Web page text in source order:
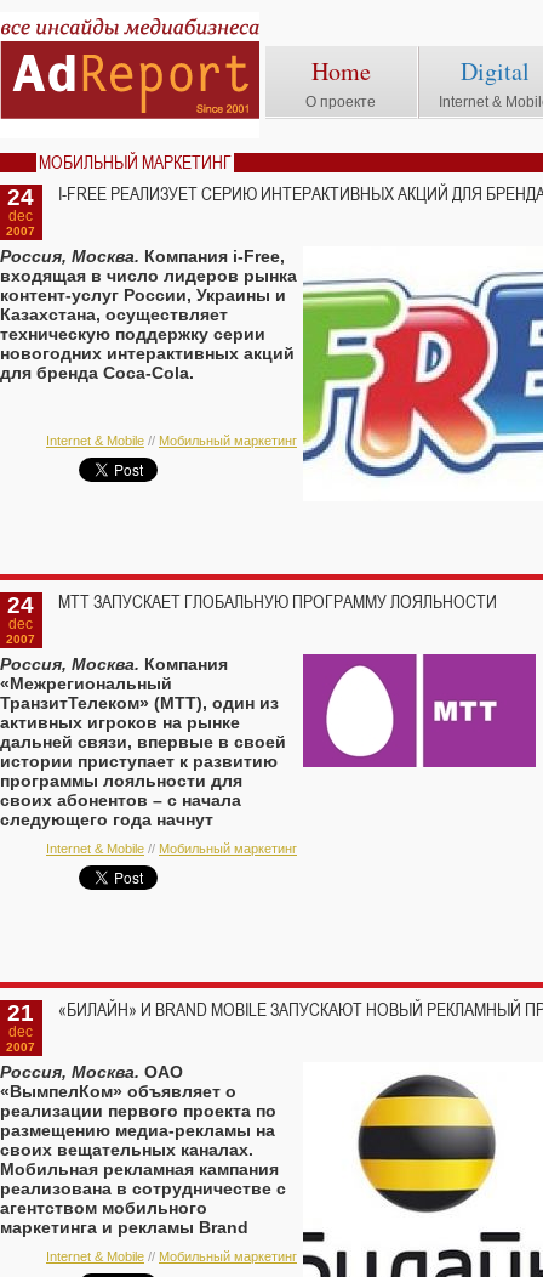
Home
О проекте
Digital
Internet &
МОБИЛЬНЫЙ МАРКЕТИНГ
24
dec
2007
I-FREE РЕАЛИЗУЕТ СЕРИЮ ИНТЕРАКТИВНЫХ АКЦИЙ ДЛЯ БРЕНДА
Россия, Москва. Компания i-Free,
входящая в число лидеров рынка
контент-услуг России, Украины и
Казахстана, осуществляет
техническую поддержку серии
новогодних интерактивных акций
для бренда Coca-Cola.
Internet & Mobile // Мобильный маркетинг
24
dec
2007
МТТ ЗАПУСКАЕТ ГЛОБАЛЬНУЮ ПРОГРАММУ ЛОЯЛЬНОСТИ
Россия, Москва. Компания
«Межрегиональный
ТранзитТелеком» (МТТ), один из
активных игроков на рынке
дальней связи, впервые в своей
истории приступает к развитию
программы лояльности для
своих абонентов – с начала
следующего года начнут
действовать клубные карты МТТ,
чьи владельцы смогут получить
ряд преимуществ.
Internet & Mobile // Мобильный маркетинг
21
dec
2007
«БИЛАЙН» И BRAND MOBILE ЗАПУСКАЮТ НОВЫЙ РЕКЛАМНЫЙ
Россия, Москва. ОАО
«ВымпелКом» объявляет о
реализации первого проекта по
размещению медиа-рекламы на
своих вещательных каналах.
Мобильная рекламная кампания
реализована в сотрудничестве с
агентством мобильного
маркетинга и рекламы Brand
Mobile для брендов Fanta и Burn
компании Coca-Cola.
Internet & Mobile // Мобильный маркетинг